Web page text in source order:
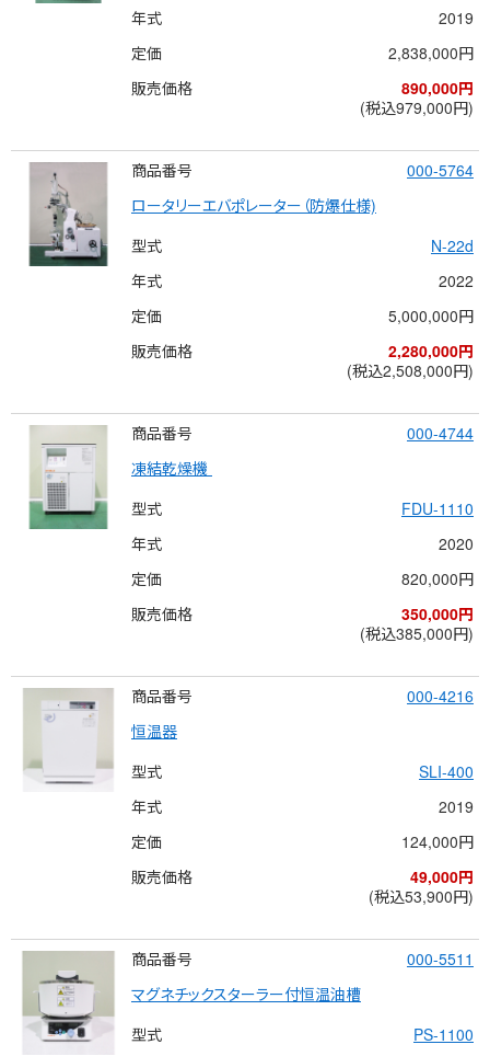
年式
2019
定価
2,838,000円
販売価格
890,000円
(税込979,000円)
商品番号
000-5764
ロータリーエバポレーター（防爆仕様)
型式
N-22d
年式
2022
定価
5,000,000円
販売価格
2,280,000円
(税込2,508,000円)
商品番号
000-4744
凍結乾燥機
型式
FDU-1110
年式
2020
定価
820,000円
販売価格
350,000円
(税込385,000円)
商品番号
000-4216
恒温器
型式
SLI-400
年式
2019
定価
124,000円
販売価格
49,000円
(税込53,900円)
商品番号
000-5511
マグネチックスターラー付恒温油槽
型式
PS-1100